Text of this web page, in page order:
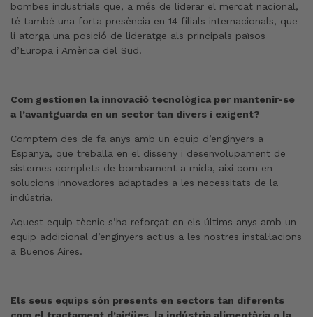
bombes industrials que, a més de liderar el mercat nacional,
té també una forta presència en 14 filials internacionals, que
li atorga una posició de lideratge als principals països
d’Europa i Amèrica del Sud.
Com gestionen la innovació tecnològica per mantenir-se
a l’avantguarda en un sector tan divers i exigent?
Comptem des de fa anys amb un equip d’enginyers a
Espanya, que treballa en el disseny i desenvolupament de
sistemes complets de bombament a mida, així com en
solucions innovadores adaptades a les necessitats de la
indústria.
Aquest equip tècnic s’ha reforçat en els últims anys amb un
equip addicional d’enginyers actius a les nostres instal·lacions
a Buenos Aires.
Els seus equips són presents en sectors tan diferents